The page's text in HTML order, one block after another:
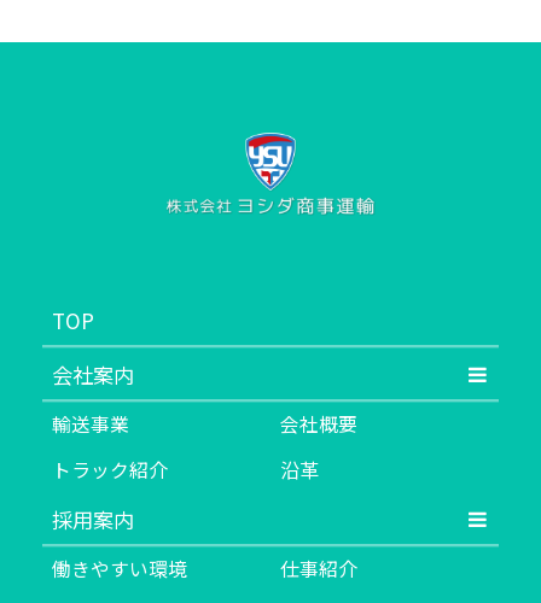
TOP
会社案内
輸送事業
会社概要
トラック紹介
沿革
採用案内
働きやすい環境
仕事紹介